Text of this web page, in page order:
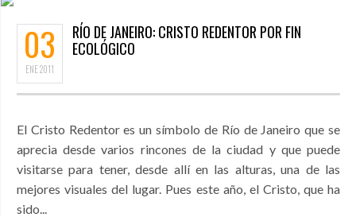
03
ENE2011
RÍO DE JANEIRO: CRISTO REDENTOR POR FIN
ECOLÓGICO
El Cristo Redentor es un símbolo de Río de Janeiro que se
aprecia desde varios rincones de la ciudad y que puede
visitarse para tener, desde allí en las alturas, una de las
mejores visuales del lugar. Pues este año, el Cristo, que ha
sido...